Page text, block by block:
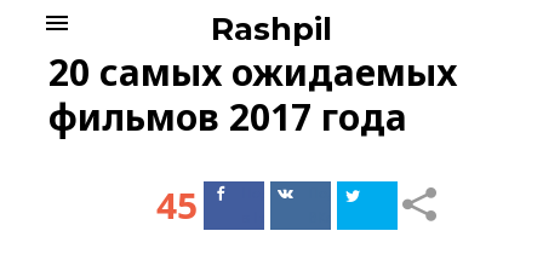
content
Rashpil
menu
20 самых ожидаемых
фильмов 2017 года
45
ПоделитьсяПоделиться